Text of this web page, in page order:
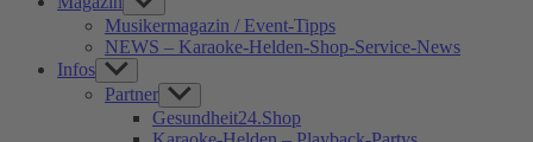
sub
menu
Musikermagazin / Event-Tipps
NEWS – Karaoke-Helden-Shop-Service-News
Infos Show
sub
menu
Partner Show
sub
menu
Gesundheit24.Shop